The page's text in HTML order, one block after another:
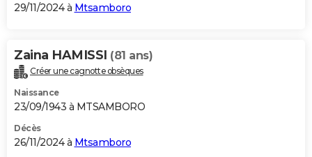
29/11/2024 à Mtsamboro
Zaina HAMISSI (81 ans)
Créer une cagnotte obsèques
Naissance
23/09/1943 à MTSAMBORO
Décès
26/11/2024 à Mtsamboro